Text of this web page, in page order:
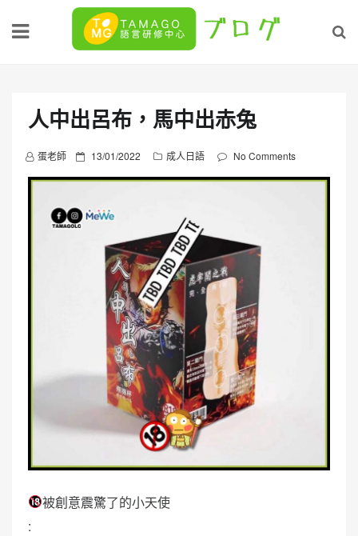
人中出呂布，馬中出赤兔
蛋老師
P
o
t
13/01/2022 成人日語 No Comments
被創意震驚了的小天使
: